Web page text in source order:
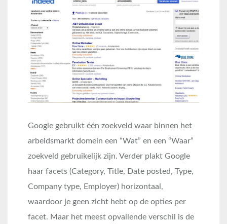
Google gebruikt één zoekveld waar binnen het
arbeidsmarkt domein een “Wat” en een “Waar”
zoekveld gebruikelijk zijn. Verder plakt Google
haar facets (Category, Title, Date posted, Type,
Company type, Employer) horizontaal,
waardoor je geen zicht hebt op de opties per
facet. Maar het meest opvallende verschil is de